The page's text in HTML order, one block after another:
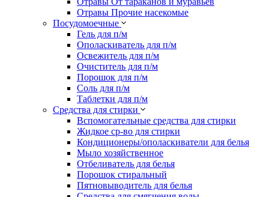
Отравы Прочие насекомые
Посудомоечные
Гель для п/м
Ополаскиватель для п/м
Освежитель для п/м
Очиститель для п/м
Порошок для п/м
Соль для п/м
Таблетки для п/м
Средства для стирки
Вспомогательные средства для стирки
Жидкое ср-во для стирки
Кондиционеры/ополаскиватели для белья
Мыло хозяйственное
Отбеливатель для белья
Порошок стиральный
Пятновыводитель для белья